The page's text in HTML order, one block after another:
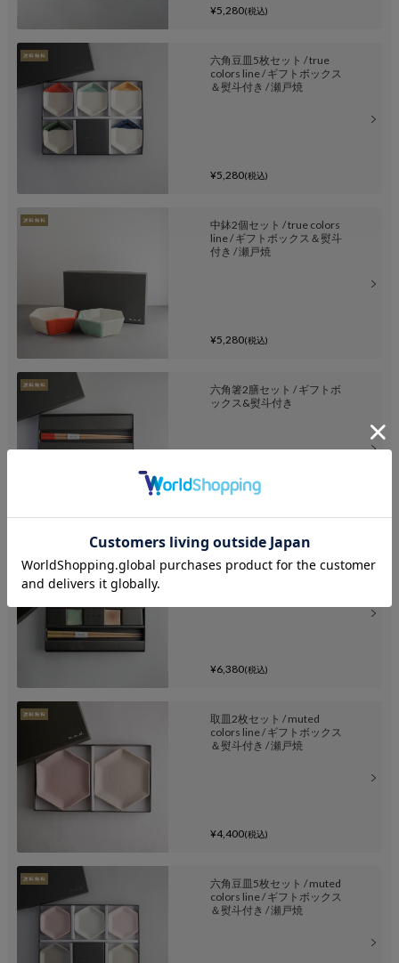
¥5,280(税込)
六角豆皿5枚セット / true
colors line / ギフトボックス
＆熨斗付き / 瀬戸焼
¥5,280(税込)
中鉢2個セット / true colors
line / ギフトボックス＆熨斗
付き / 瀬戸焼
¥5,280(税込)
六角箸2膳セット / ギフトボ
ックス&熨斗付き
六角箸 + 箸置きセット / ギフ
トボックス＆熨斗付き / 瀬戸
¥6,380(税込)
取皿2枚セット / muted
colors line / ギフトボックス
＆熨斗付き / 瀬戸焼
¥4,400(税込)
六角豆皿5枚セット / muted
colors line / ギフトボックス
＆熨斗付き / 瀬戸焼